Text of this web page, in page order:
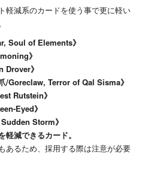
軽減系のカードを使う事で更に軽い
Soul of Elements》
》
Drover》
/Goreclaw, Terror of Qal Sisma》
Rutstein》
Eyed》
Storm》
軽減できるカード。
あるため、採用する際は注意が必要